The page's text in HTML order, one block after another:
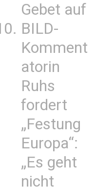
Gebet auf
BILD-
Komment
atorin
Ruhs
fordert
„Festung
Europa“:
„Es geht
nicht